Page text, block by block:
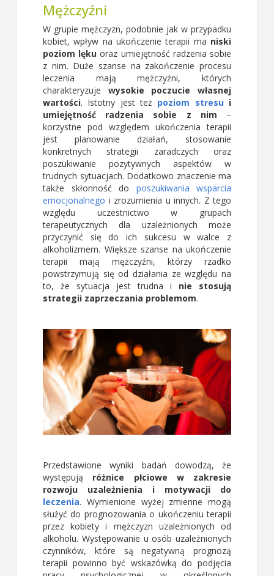
Mężczyźni
W grupie mężczyzn, podobnie jak w przypadku
kobiet, wpływ na ukończenie terapii ma niski
poziom lękuoraz umiejętność radzenia sobie
z nim. Duże szanse na zakończenie procesu
leczenia mają mężczyźni, których
charakteryzuje wysokie poczucie własnej
wartości. Istotny jest też poziom stresui
umiejętność radzenia sobie z nim –
korzystne pod względem ukończenia terapii
jest planowanie działań, stosowanie
konkretnych strategii zaradczych oraz
poszukiwanie pozytywnych aspektów w
trudnych sytuacjach. Dodatkowo znaczenie ma
także skłonność do poszukiwania wsparcia
emocjonalnego i zrozumienia u innych. Z tego
względu uczestnictwo w grupach
terapeutycznych dla uzależnionych może
przyczynić się do ich sukcesu w walce z
alkoholizmem. Większe szanse na ukończenie
terapii mają mężczyźni, którzy rzadko
powstrzymują się od działania ze względu na
to, że sytuacja jest trudna i nie stosują
strategii zaprzeczania problemom.
Przedstawione wyniki badań dowodzą, że
występują różnice płciowe w zakresie
rozwoju uzależnienia i motywacji do
leczenia. Wymienione wyżej zmienne mogą
służyć do prognozowania o ukończeniu terapii
przez kobiety i mężczyzn uzależnionych od
alkoholu. Występowanie u osób uzależnionych
czynników, które są negatywną prognozą
terapii powinno być wskazówką do podjęcia